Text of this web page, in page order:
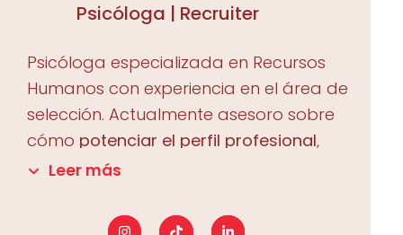
Psicóloga | Recruiter
Psicóloga especializada en Recursos
Humanos con experiencia en el área de
selección. Actualmente asesoro sobre
cómo potenciar el perfil profesional,
mejorar labúsqueda de empleo
procesos de selección.
Leer más